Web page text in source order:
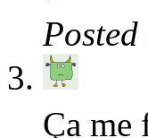
Posted
Ça me